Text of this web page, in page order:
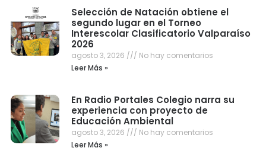
Selección de Natación obtiene el
segundo lugar en el Torneo
Interescolar Clasificatorio Valparaíso
2026
agosto 3, 2026
No hay comentarios
Leer Más »
En Radio Portales Colegio narra su
experiencia con proyecto de
Educación Ambiental
agosto 3, 2026
No hay comentarios
Leer Más »